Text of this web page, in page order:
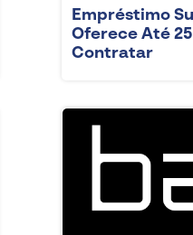
Empréstimo
Oferece Até
Contratar